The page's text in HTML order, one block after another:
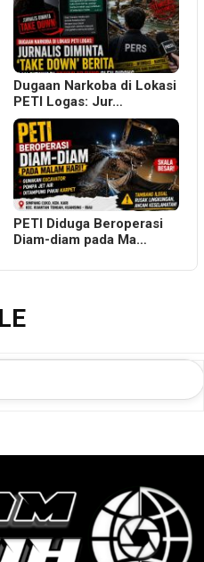
Dugaan Narkoba di Lokasi
PETI Logas: Jur…
PETI Diduga Beroperasi
Diam-diam pada Ma…